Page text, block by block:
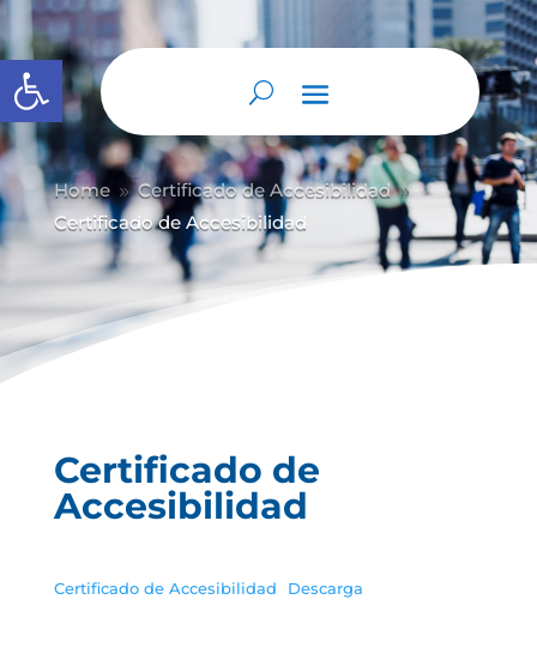
Abrir barra de herramientas
Home 9 Certificado de Accesibilidad 9
Certificado de Accesibilidad
Certificado de
Accesibilidad
Certificado de Accesibilidad Descarga